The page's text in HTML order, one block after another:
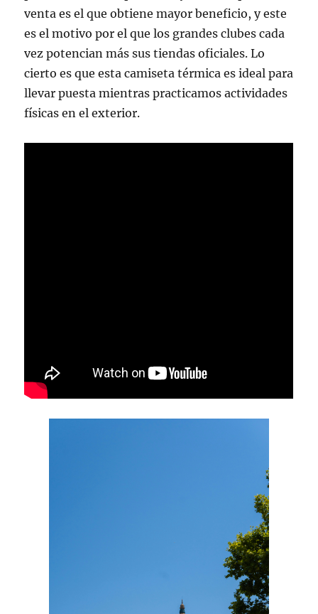
venta es el que obtiene mayor beneficio, y este
es el motivo por el que los grandes clubes cada
vez potencian más sus tiendas oficiales. Lo
cierto es que esta camiseta térmica es ideal para
llevar puesta mientras practicamos actividades
físicas en el exterior.